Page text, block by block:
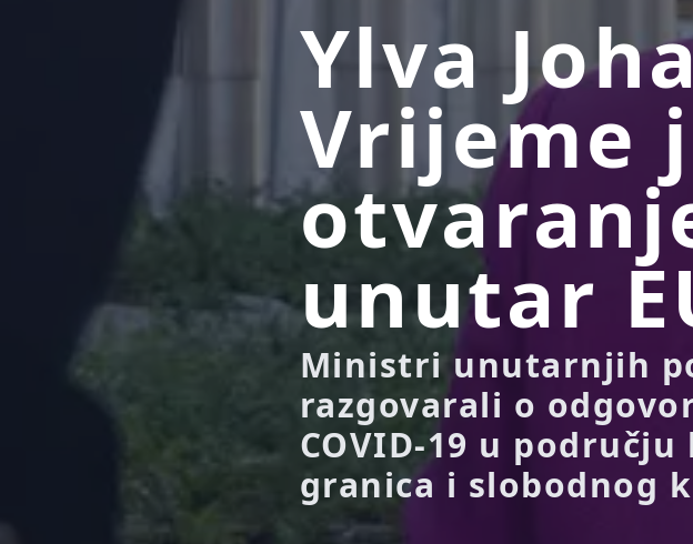
Ylva
Vrijeme
unutar
Ministri unutarnjih
razgovarali o
COVID-19 u
granica i slobodnog